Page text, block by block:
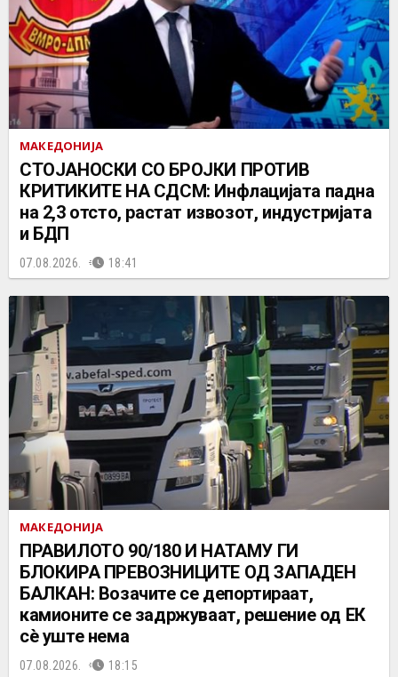
МАКЕДОНИЈА
СТОЈАНОСКИ СО БРОЈКИ ПРОТИВ
КРИТИКИТЕ НА СДСМ: Инфлацијата падна
на 2,3 отсто, растат извозот, индустријата
и БДП
07.08.2026. 18:41
МАКЕДОНИЈА
ПРАВИЛОТО 90/180 И НАТАМУ ГИ
БЛОКИРА ПРЕВОЗНИЦИТЕ ОД ЗАПАДЕН
БАЛКАН: Возачите се депортираат,
камионите се задржуваат, решение од ЕК
сè уште нема
07.08.2026. 18:15